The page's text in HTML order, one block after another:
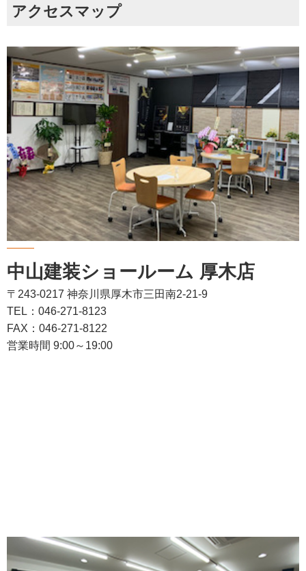
アクセスマップ
中山建装ショールーム 厚木店
〒243-0217 神奈川県厚木市三田南2-21-9
TEL：046-271-8123
FAX：046-271-8122
営業時間 9:00～19:00